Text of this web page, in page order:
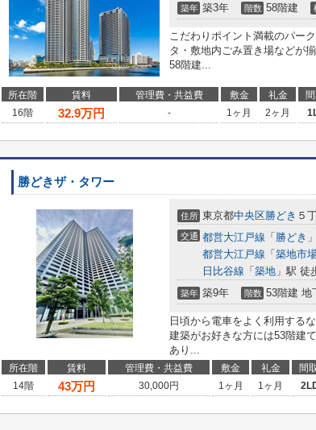
築年 築3年 階数 58階建
こだわりポイント満載のパー
タ・敷地内ごみ置き場などが
58階建...
所在階 賃料 管理費・共益費 敷金 礼金
16階
32.9万円 - 1ヶ月 2ヶ月
勝どきザ・タワー
住所 東京都中央区勝どき ５
交通 都営大江戸線 「 勝どき
都営大江戸線 「 築地市
日比谷線 「 築地 」駅 徒
築年 築9年 階数 53階建 地
日頃から電車をよく利用する
建築がお好きな方には53階建
あり...
所在階 賃料 管理費・共益費 敷金 礼金 間
14階
43万円 30,000円 1ヶ月 1ヶ月